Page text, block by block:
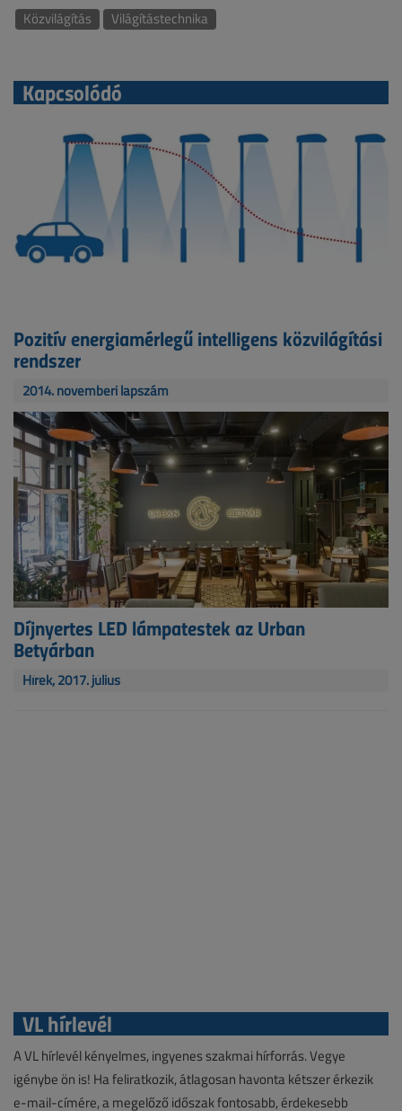
Közvilágítás Világítástechnika
Kapcsolódó
Pozitív energiamérlegű intelligens közvilágítási
rendszer
2014. novemberi lapszám
Díjnyertes LED lámpatestek az Urban
Betyárban
Hírek, 2017. július
VL hírlevél
A VL hírlevél kényelmes, ingyenes szakmai hírforrás. Vegye
igénybe ön is! Ha feliratkozik, átlagosan havonta kétszer érkezik
e-mail-címére, a megelőző időszak fontosabb, érdekesebb